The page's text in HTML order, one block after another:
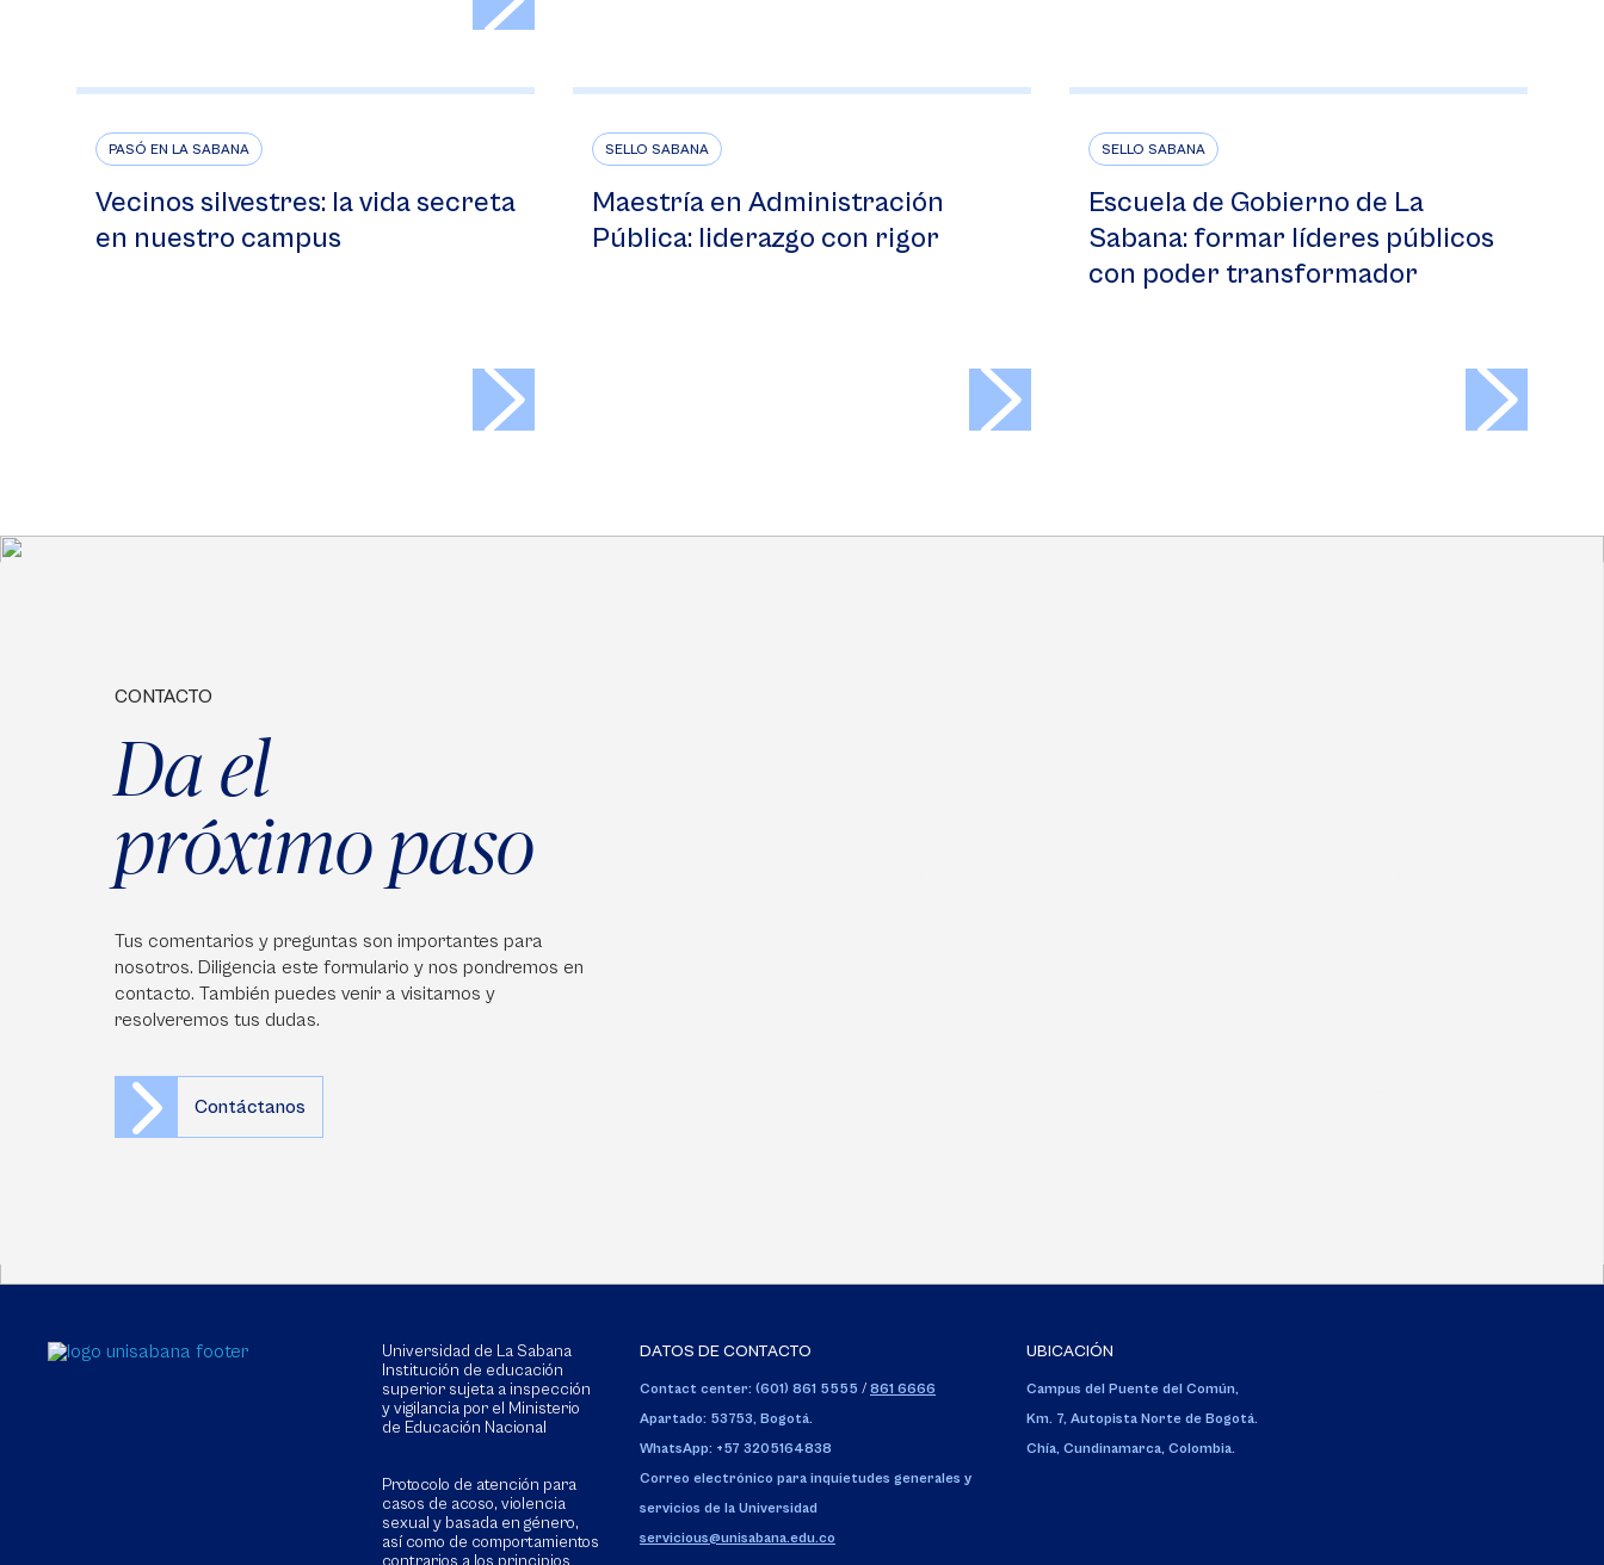
PASÓ EN LA SABANA
Vecinos silvestres: la vida secreta
en nuestro campus
SELLO SABANA
Maestría en Administración
Pública: liderazgo con rigor
SELLO SABANA
Escuela de Gobierno de La
Sabana: formar líderes públicos
con poder transformador
CONTACTO
Da el
próximo paso
Tus comentarios y preguntas son importantes para
nosotros. Diligencia este formulario y nos pondremos en
contacto. También puedes venir a visitarnos y
resolveremos tus dudas.
Contáctanos
Universidad de La Sabana
Institución de educación
superior sujeta a inspección
y vigilancia por el Ministerio
de Educación Nacional
Protocolo de atención para
casos de acoso, violencia
sexual y basada en género,
así como de comportamientos
DATOS DE CONTACTO
Contact center: (601) 861 5555 / 861 6666
Apartado: 53753, Bogotá.
WhatsApp: +57 3205164838
Correo electrónico para inquietudes generales y
servicios de la Universidad
servicious@unisabana.edu.co
UBICACIÓN
Campus del Puente del Común,
Km. 7, Autopista Norte de Bogotá.
Chía, Cundinamarca, Colombia.